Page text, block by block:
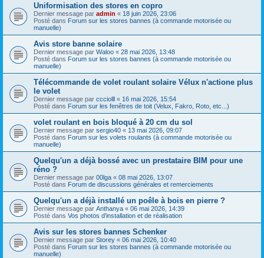
Uniformisation des stores en copro
Dernier message par admin « 18 juin 2026, 23:06
Posté dans Forum sur les stores bannes (à commande motorisée ou
manuelle)
Avis store banne solaire
Dernier message par Waloo « 28 mai 2026, 13:48
Posté dans Forum sur les stores bannes (à commande motorisée ou
manuelle)
Télécommande de volet roulant solaire Vélux n'actione plus
le volet
Dernier message par ccciolll « 16 mai 2026, 15:54
Posté dans Forum sur les fenêtres de toit (Velux, Fakro, Roto, etc...)
volet roulant en bois bloqué à 20 cm du sol
Dernier message par sergio40 « 13 mai 2026, 09:07
Posté dans Forum sur les volets roulants (à commande motorisée ou
manuelle)
Quelqu'un a déjà bossé avec un prestataire BIM pour une
réno ?
Dernier message par 00lga « 08 mai 2026, 13:07
Posté dans Forum de discussions générales et remerciements
Quelqu'un a déjà installé un poêle à bois en pierre ?
Dernier message par Anthanya « 06 mai 2026, 14:39
Posté dans Vos photos d'installation et de réalisation
Avis sur les stores bannes Schenker
Dernier message par Storey « 06 mai 2026, 10:40
Posté dans Forum sur les stores bannes (à commande motorisée ou
manuelle)